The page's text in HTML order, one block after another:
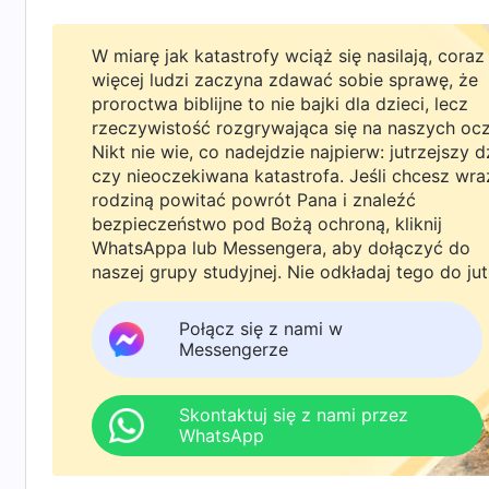
słuchać jego słów niż poszukiwać prawdy w
sercach ludzi miejsce Boga. Jeśli
wybrańcami Boga, jeśli w głębi serca
tak traktować, to w niczym nie różni się od
wybrańcy zostali już zwiedzeni przez tego
pierwszy: Usiłują zjednać sobie ludzkie serca, w:
tych słów Bożych zastanowiłam się nad
kierowani swoim zepsutym usposobieniem,
jednak ani ich nie demaskowałam, ani nie
otuchy. Robiłam to, by ludzie postrzegali
Przejawiała się w tym próba zdobycia
swoimi interakcjami z Li Liangiem. Już
że zaniedbuje swoje obowiązki jako
W miarę jak katastrofy wciąż się nasilają, coraz
więcej ludzi zaczyna zdawać sobie sprawę, że
proroctwa biblijne to nie bajki dla dzieci, lecz
rzeczywistość rozgrywająca się na naszych
Nikt nie wie, co nadejdzie najpierw: jutrzejszy
czy nieoczekiwana katastrofa. Jeśli chcesz
rodziną powitać powrót Pana i znaleźć
bezpieczeństwo pod Bożą ochroną, kliknij
WhatsAppa lub Messengera, aby dołączyć do
naszej grupy studyjnej. Nie odkładaj tego do
Połącz się z nami w
Messengerze
Skontaktuj się z nami przez
WhatsApp